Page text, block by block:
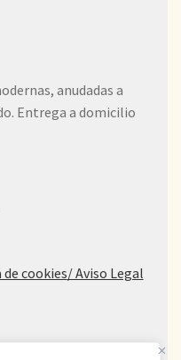
anudadas a
Entrega a domicilio
cookies/ Aviso Legal